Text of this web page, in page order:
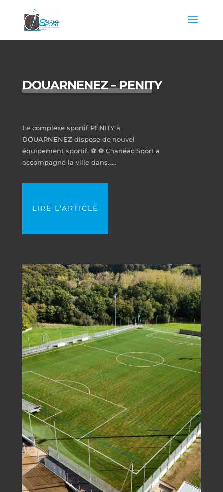
DOUARNENEZ – PENITY
Le complexe sportif PENITY à
DOUARNENEZ dispose de nouvel
équipement sportif. ⚽ ⚽ Chanéac Sport a
accompagné la ville dans…...
LIRE L'ARTICLE